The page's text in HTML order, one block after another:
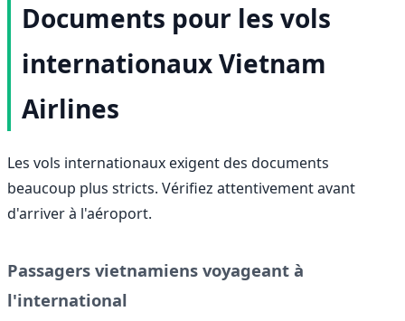
Documents pour les vols
internationaux Vietnam
Airlines
Les vols internationaux exigent des documents
beaucoup plus stricts. Vérifiez attentivement avant
d'arriver à l'aéroport.
Passagers vietnamiens voyageant à
l'international